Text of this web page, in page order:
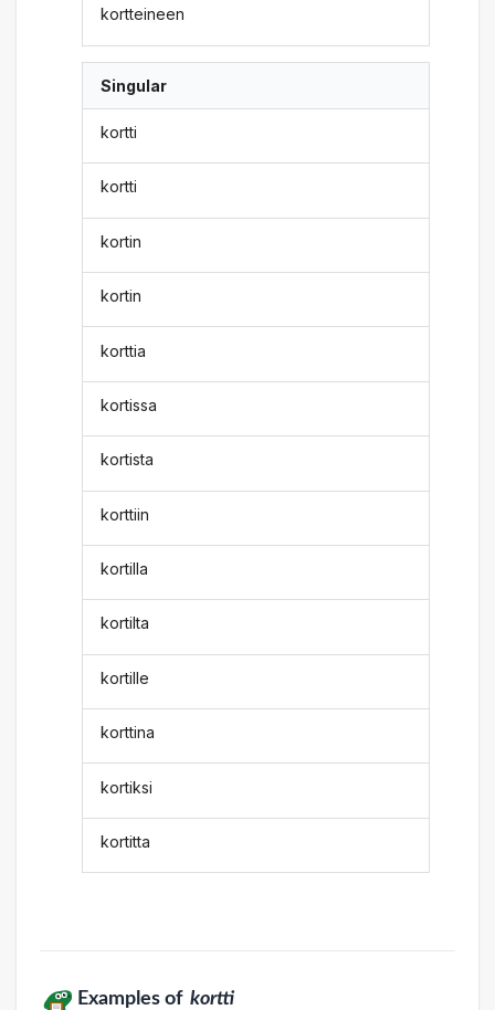
kortteineen
Singular
kortti
kortti
kortin
kortin
korttia
kortissa
kortista
korttiin
kortilla
kortilta
kortille
korttina
kortiksi
kortitta
Examples of kortti